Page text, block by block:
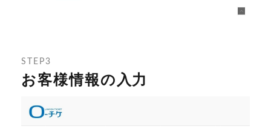
STEP3
お客様情報の入力